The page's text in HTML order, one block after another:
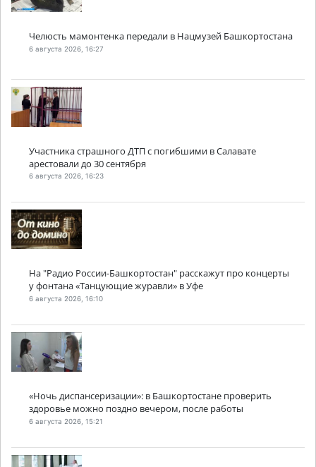
Челюсть мамонтенка передали в Нацмузей Башкортостана
6 августа 2026, 16:27
Участника страшного ДТП с погибшими в Салавате
арестовали до 30 сентября
6 августа 2026, 16:23
На "Радио России-Башкортостан" расскажут про концерты
у фонтана «Танцующие журавли» в Уфе
6 августа 2026, 16:10
«Ночь диспансеризации»: в Башкортостане проверить
здоровье можно поздно вечером, после работы
6 августа 2026, 15:21